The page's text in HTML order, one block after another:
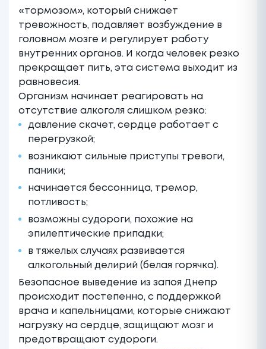
«тормозом», который снижает
тревожность, подавляет возбуждение в
головном мозге и регулирует работу
внутренних органов. И когда человек резко
прекращает пить, эта система выходит из
равновесия.
Организм начинает реагировать на
отсутствие алкоголя слишком резко:
давление скачет, сердце работает с
перегрузкой;
возникают сильные приступы тревоги,
паники;
начинается бессонница, тремор,
потливость;
возможны судороги, похожие на
эпилептические припадки;
в тяжелых случаях развивается
алкогольный делирий (белая горячка).
Безопасное выведение из запоя Днепр
происходит постепенно, с поддержкой
врача и капельницами, которые снижают
нагрузку на сердце, защищают мозг и
предотвращают судороги.